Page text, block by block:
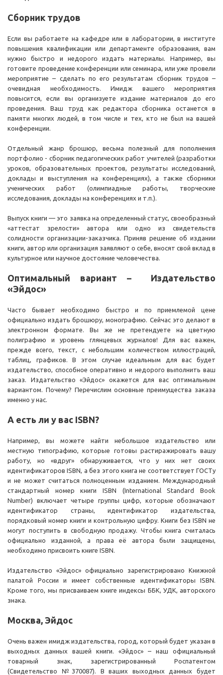
Сборник трудов
Если вы работаете на кафедре или в лаборатории, в институте
повышения квалификации или департаменте образования, вам
нужно быстро и недорого издать материалы. Например, вы
готовите проведение конференции или семинара, или уже провели
мероприятие – сделать по его результатам сборник трудов –
очевидная необходимость. Имидж вашего мероприятия
повысится, если вы организуете издание материалов до его
проведения. Ваш труд как редактора сборника останется в
памяти многих людей, в том числе и тех, кто не был на вашей
конференции.
Отдельный жанр брошюр, весьма полезный для пополнения
портфолио - сборник педагогических работ учителей (разработки
уроков, образовательных проектов, результаты исследований,
доклады и выступления на конференциях), а также сборники
ученических работ (олимпиадные работы, творческие
исследования, доклады на конференциях и т.п.).
Выпуск книги — это заявка на определенный статус, своеобразный
«аттестат зрелости» автора или одно из свидетельств
солидности организации-заказчика. Приняв решение об издании
книги, автор или организация заявляют о себе, вносят свой вклад в
культурное или научное достояние человечества.
Оптимальный вариант – Издательство
«Эйдос»
Часто бывает необходимо быстро и по приемлемой цене
официально издать брошюру, монографию. Сейчас это делают в
электронном формате. Вы же не претендуете на цветную
полиграфию и уровень глянцевых журналов! Для вас важен,
прежде всего, текст, с небольшим количеством иллюстраций,
таблиц, графиков. В этом случае идеальным для вас будет
издательство, способное оперативно и недорого выполнить ваш
заказ. Издательство «Эйдос» окажется для вас оптимальным
вариантом. Почему? Перечислим основные преимущества заказа
именно у нас.
А есть ли у вас ISBN?
Например, вы можете найти небольшое издательство или
местную типографию, которые готовы растиражировать вашу
работу, но «вдруг» обнаруживается, что у них нет своих
идентификаторов ISBN, а без этого книга не соответствует ГОСТу
и не может считаться полноценным изданием. Международный
стандартный номер книги ISBN (International Standard Book
Number) включает четыре группы цифр, которые обозначают
идентификатор страны, идентификатор издательства,
порядковый номер книги и контрольную цифру. Книги без ISBN не
могут поступить в свободную продажу. Чтобы книга считалась
официально изданной, а права её автора были защищены,
необходимо присвоить книге ISBN.
Издательство «Эйдос» официально зарегистрировано Книжной
палатой России и имеет собственные идентификаторы ISBN.
Кроме того, мы присваиваем книге индексы ББК, УДК, авторского
знака.
Москва, Эйдос
Очень важен имидж издательства, город, который будет указан в
выходных данных вашей книги. «Эйдос» – наш официальный
товарный знак, зарегистрированный Роспатентом
(Свидетельство №370087). В ваших выходных данных будет